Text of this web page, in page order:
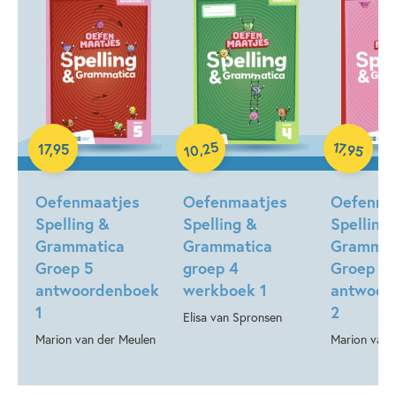
opdrachten zelf na. De Oefenmaatjes zijn bedoeld voor
extra oefening en herhaling, naast de reguliere
taalmethode. De volgorde van de doelen sluit aan bij de
meest gebruikte taal- en spellingmethodes.
Oefenen is leuker én makkelijker met een maatje erbij!
Oefenmaatjes
Spelling &
Grammatica
Groep 5
antwoordenboek
1
Marion van der Meulen
17,95
Paperback
Oefenmaatjes
Spelling &
Grammatica
groep 4
werkboek 1
Elisa van Spronsen
10,25
Paperback
Spelling
Groep 5
2
Marion van
17,95
Paperback